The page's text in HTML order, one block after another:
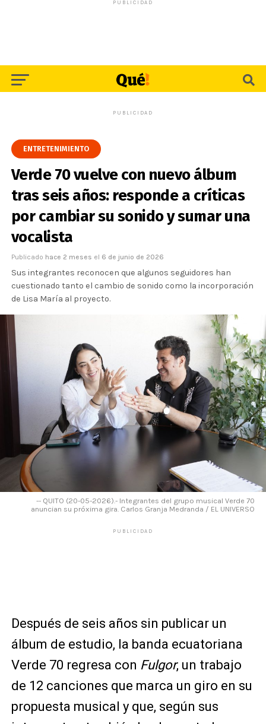
PUBLICIDAD
PUBLICIDAD
ENTRETENIMIENTO
Verde 70 vuelve con nuevo álbum
tras seis años: responde a críticas
por cambiar su sonido y sumar una
vocalista
Publicado hace 2 meses el 6 de junio de 2026
Sus integrantes reconocen que algunos seguidores han
cuestionado tanto el cambio de sonido como la incorporación
de Lisa María al proyecto.
-- QUITO (20-05-2026).- Integrantes del grupo musical Verde 70
anuncian su próxima gira. Carlos Granja Medranda / EL UNIVERSO
PUBLICIDAD
Después de seis años sin publicar un
álbum de estudio, la banda ecuatoriana
Verde 70 regresa con Fulgor, un trabajo
de 12 canciones que marca un giro en su
propuesta musical y que, según sus